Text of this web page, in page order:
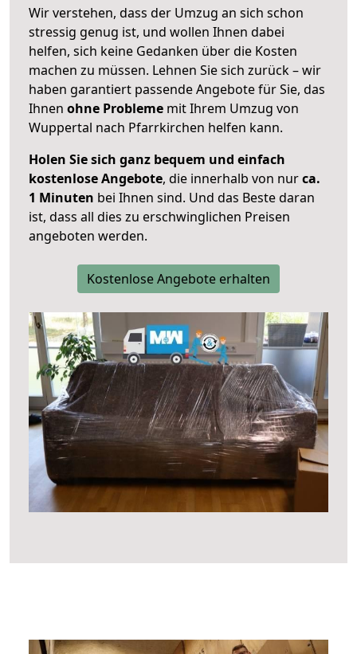
Wir verstehen, dass der Umzug an sich schon
stressig genug ist, und wollen Ihnen dabei
helfen, sich keine Gedanken über die Kosten
machen zu müssen. Lehnen Sie sich zurück – wir
haben garantiert passende Angebote für Sie, das
Ihnen ohne Probleme mit Ihrem Umzug von
Wuppertal nach Pfarrkirchen helfen kann.
Holen Sie sich ganz bequem und einfach
kostenlose Angebote, die innerhalb von nurca.
1 Minuten bei Ihnen sind. Und das Beste daran
ist, dass all dies zu erschwinglichen Preisen
angeboten werden.
Kostenlose Angebote erhalten